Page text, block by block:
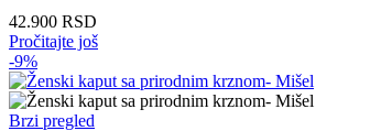
42.900 RSD
Pročitajte još
-9%
Brzi pregled